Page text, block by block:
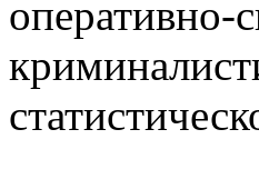
оперативно-